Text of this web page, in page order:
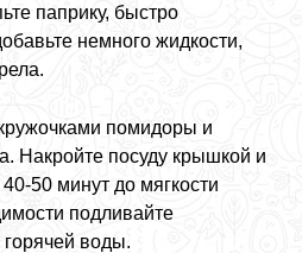
паприку, быстро
немного жидкости,
помидоры и
Накройте посуду крышкой и
50 минут до мягкости
подливайте
воды.